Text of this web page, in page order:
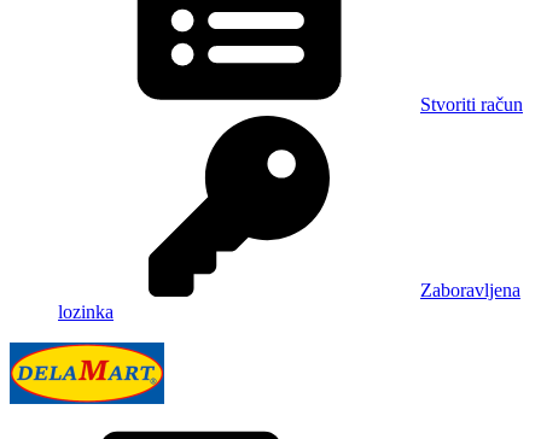
Stvoriti račun
Zaboravljena
lozinka